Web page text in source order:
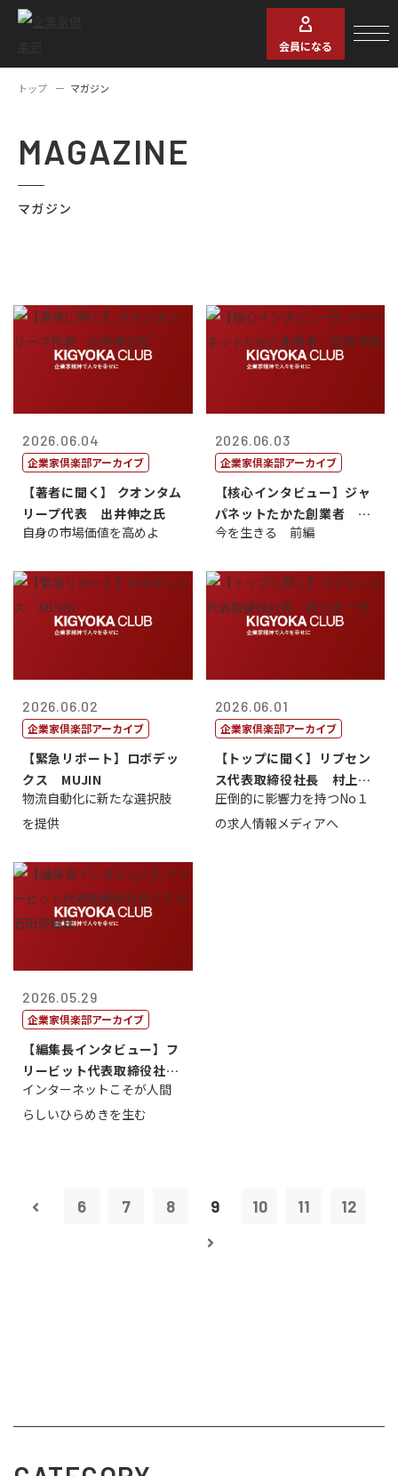
会員になる
トップ マガジン
MAGAZINE
マガジン
2026.06.04
企業家倶楽部アーカイブ
【著者に聞く】 クオンタム
リープ代表 出井伸之氏
自身の市場価値を高めよ
2026.06.03
企業家倶楽部アーカイブ
【核心インタビュー】ジャ
パネットたかた創業者 髙
田 明氏
今を生きる 前編
2026.06.02
企業家倶楽部アーカイブ
【緊急リポート】ロボデッ
クス MUJIN
物流自動化に新たな選択肢
を提供
2026.06.01
企業家倶楽部アーカイブ
【トップに聞く】リブセン
ス代表取締役社長 村上太
一 氏
圧倒的に影響力を持つNo１
の求人情報メディアへ
2026.05.29
企業家倶楽部アーカイブ
【編集長インタビュー】フ
リービット代表取締役社長
ＣＥＯ 石田...
インターネットこそが人間
らしいひらめきを生む
6 7 8 9 10 11 12